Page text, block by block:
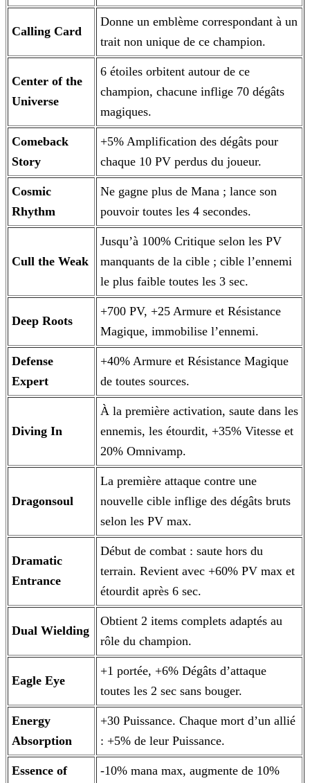
Calling Card
Donne un emblème correspondant à un
trait non unique de ce champion.
Center of the
Universe
6 étoiles orbitent autour de ce
champion, chacune inflige 70 dégâts
magiques.
Comeback
Story
+5% Amplification des dégâts pour
chaque 10 PV perdus du joueur.
Cosmic
Rhythm
Ne gagne plus de Mana ; lance son
pouvoir toutes les 4 secondes.
Cull the Weak
Jusqu’à 100% Critique selon les PV
manquants de la cible ; cible l’ennemi
le plus faible toutes les 3 sec.
Deep Roots
+700 PV, +25 Armure et Résistance
Magique, immobilise l’ennemi.
Defense
Expert
+40% Armure et Résistance Magique
de toutes sources.
Diving In
À la première activation, saute dans les
ennemis, les étourdit, +35% Vitesse et
20% Omnivamp.
Dragonsoul
La première attaque contre une
nouvelle cible inflige des dégâts bruts
selon les PV max.
Dramatic
Entrance
Début de combat : saute hors du
terrain. Revient avec +60% PV max et
étourdit après 6 sec.
Dual Wielding
Obtient 2 items complets adaptés au
rôle du champion.
Eagle Eye
+1 portée, +6% Dégâts d’attaque
toutes les 2 sec sans bouger.
Energy
Absorption
+30 Puissance. Chaque mort d’un allié
: +5% de leur Puissance.
Essence of
-10% mana max, augmente de 10%